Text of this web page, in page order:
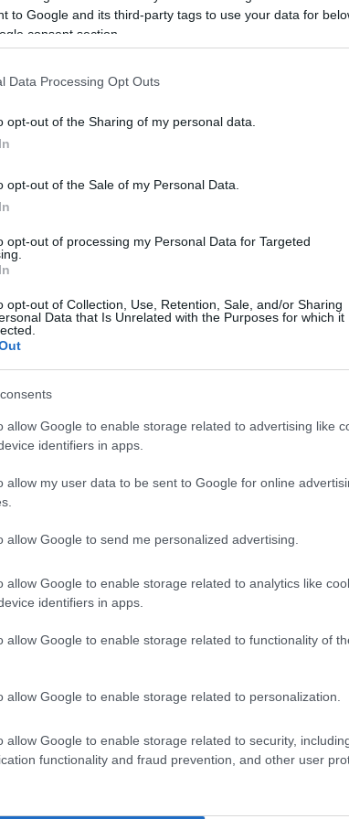
to Google and its third-party tags to use your data for
consent section.
Data Processing Opt Outs
opt-out of the Sharing of my personal data.
opt-out of the Sale of my Personal Data.
opt-out of processing my Personal Data for Targeted
opt-out of Collection, Use, Retention, Sale, and/or Sharing
Data that Is Unrelated with the Purposes for which it
allow Google to enable storage related to advertising like
identifiers in apps.
allow my user data to be sent to Google for online
allow Google to send me personalized advertising.
allow Google to enable storage related to analytics like
identifiers in apps.
allow Google to enable storage related to functionality of
allow Google to enable storage related to personalization.
allow Google to enable storage related to security,
functionality and fraud prevention, and other user
Jadon Sancho, aki egy gyors kontra végén
beállította a végeredményt (1–3). A végső
a 91. percben egy labdaszerzés után a jobb
szenvedett a Real Betis, miközben a
csapat ezzel történelmet írt: ők lettek
európai kupasorozatot (Bajnokok Ligája,
9., ill. Enzo Fernández 65., Jackson 70.,
átigazolási piacon. Folyamatosan frissülő
megtalálsz - csak kattints ide és